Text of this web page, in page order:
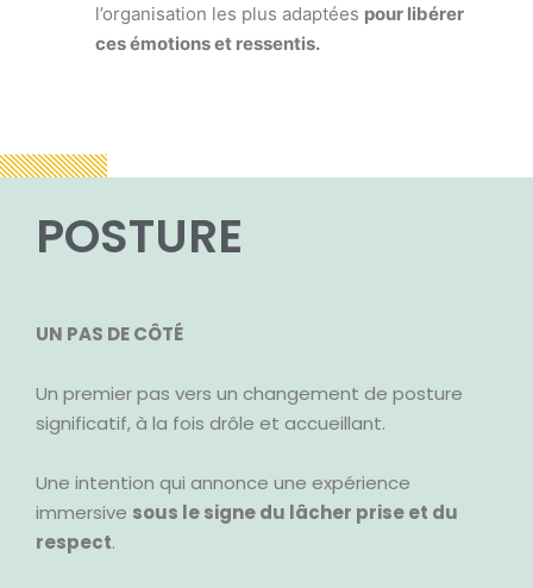
l’organisation les plus adaptées pour libérer
ces émotions et ressentis.
POSTURE
UN PAS DE CÔTÉ
Un premier pas vers un changement de posture
significatif, à la fois drôle et accueillant.
Une intention qui annonce une expérience
immersive sous le signe du lâcher prise et du
respect.